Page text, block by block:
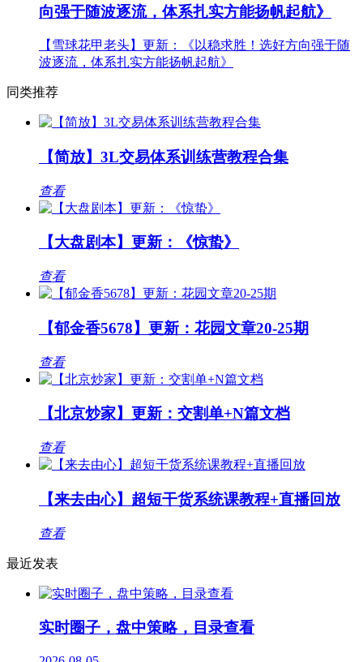
向强于随波逐流，体系扎实方能扬帆起航》
【雪球花甲老头】更新：《以稳求胜！选好方向强于随
波逐流，体系扎实方能扬帆起航》
同类推荐
【简放】3L交易体系训练营教程合集
查看
【大盘剧本】更新：《惊蛰》
查看
【郁金香5678】更新：花园文章20-25期
查看
【北京炒家】更新：交割单+N篇文档
查看
【来去由心】超短干货系统课教程+直播回放
查看
最近发表
实时圈子，盘中策略，目录查看